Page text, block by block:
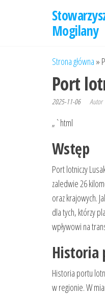
Mogilany
Strona główna »
Port
2025-11-06 Autor
„`html
Wstęp
Port lotniczy
zaledwie 26
oraz krajowych.
dla tych, którzy
wpływowi na
Historia
Historia portu
w regionie. W